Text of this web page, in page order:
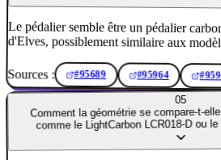
Le pédalier semble être un pédalier
d'Elves, possiblement similaire aux
Sources : #95689 #95964
05
Comment la géométrie se compare-t-
comme le LightCarbon LCR018-D ou